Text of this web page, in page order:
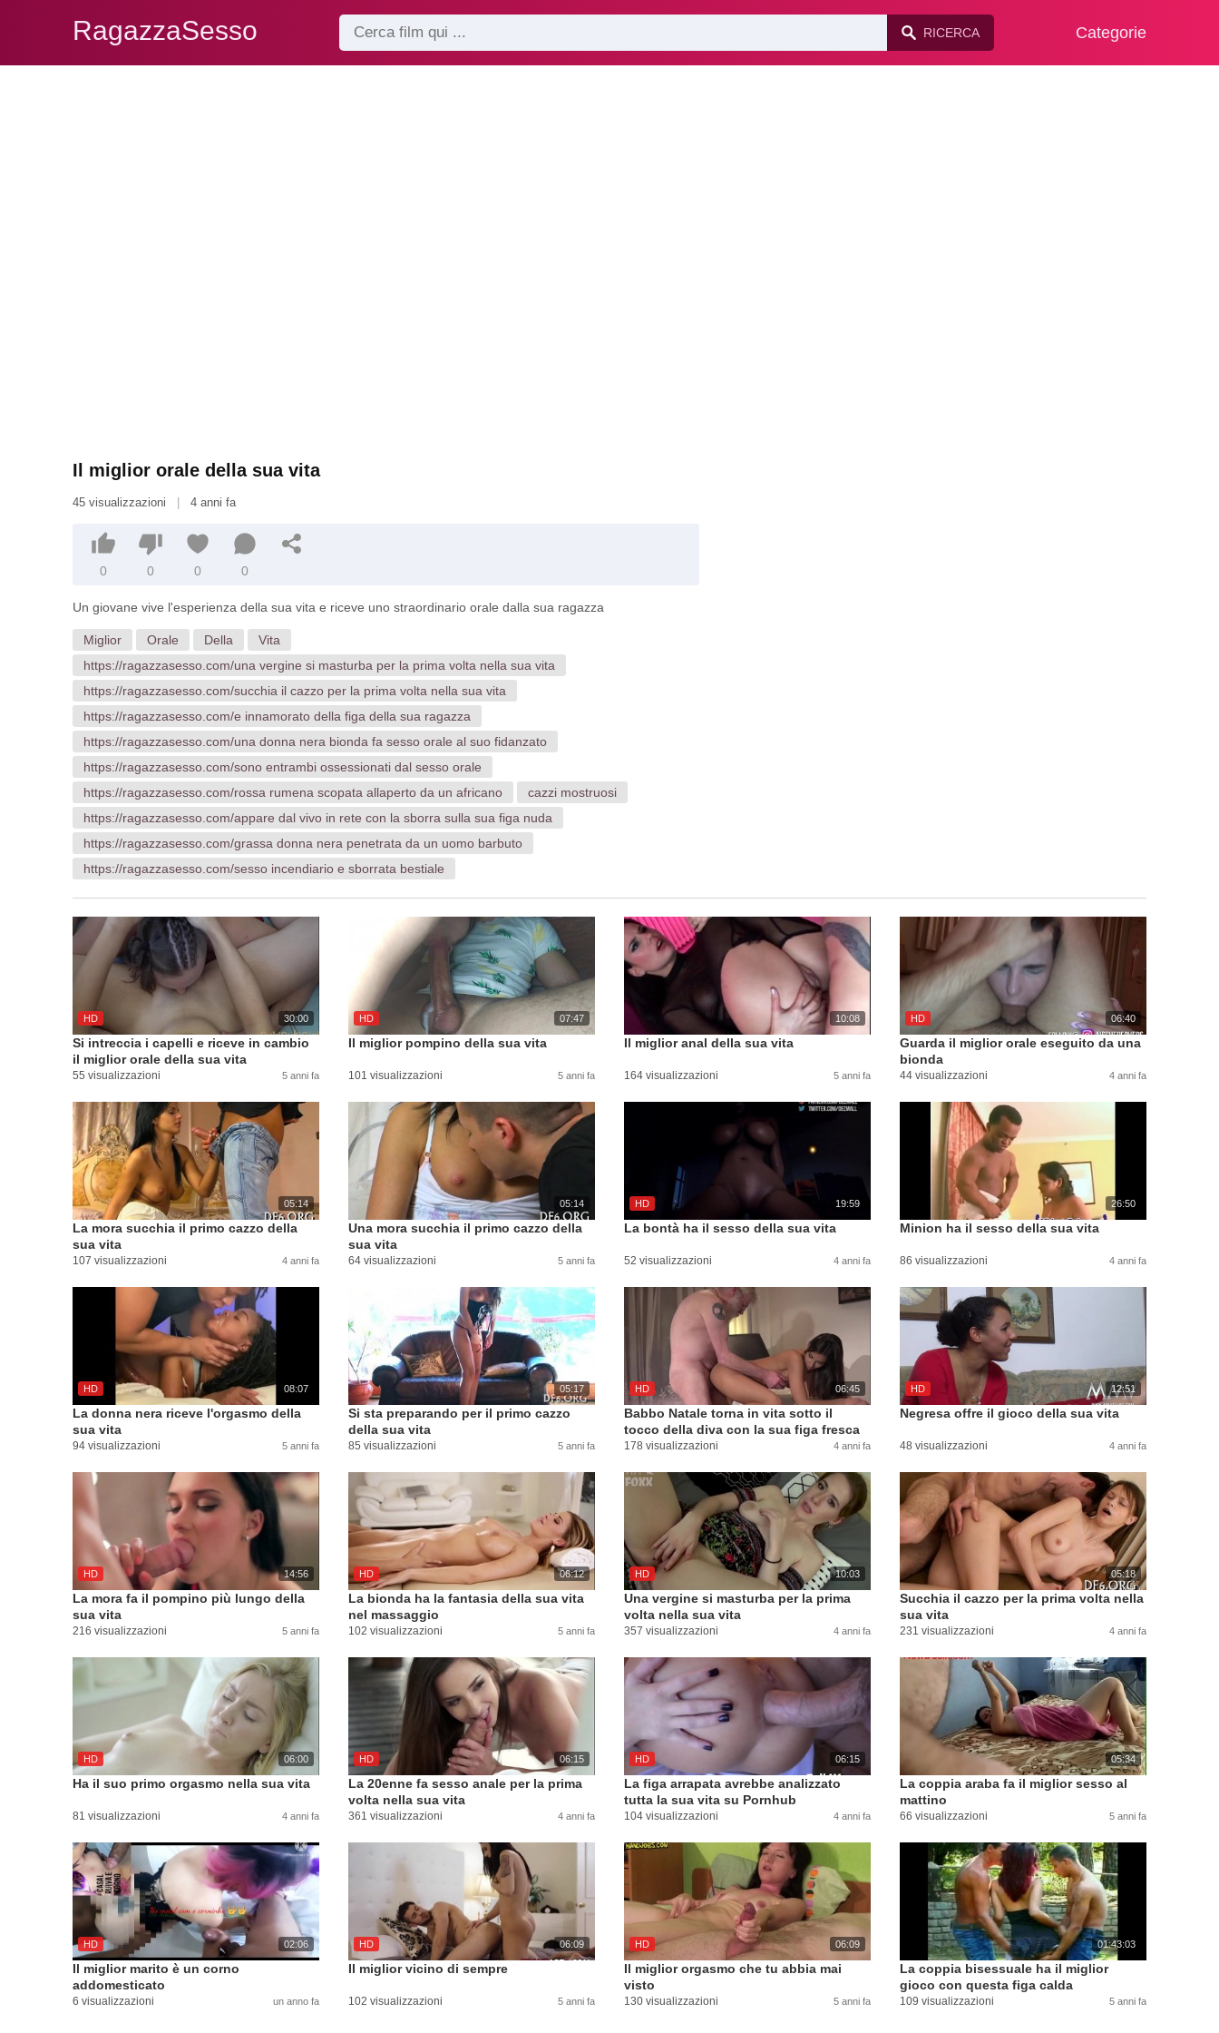
RagazzaSesso RICERCA Categorie
Il miglior orale della sua vita
45 visualizzazioni 4 anni fa
0 0 0 0
Un giovane vive l'esperienza della sua vita e riceve uno straordinario orale dalla sua ragazza
Miglior Orale Della
Vita
https://ragazzasesso.com/una vergine si masturba per la prima volta nella sua vita
https://ragazzasesso.com/succhia il cazzo per la prima volta nella sua vita
https://ragazzasesso.com/e innamorato della figa della sua ragazza
https://ragazzasesso.com/una donna nera bionda fa sesso orale al suo fidanzato
https://ragazzasesso.com/sono entrambi ossessionati dal sesso orale
https://ragazzasesso.com/rossa rumena scopata allaperto da un africano
cazzi mostruosi
https://ragazzasesso.com/appare dal vivo in rete con la sborra sulla sua figa nuda
https://ragazzasesso.com/grassa donna nera penetrata da un uomo barbuto
https://ragazzasesso.com/sesso incendiario e sborrata bestiale
HD 30:00
Si intreccia i capelli e riceve in cambio
il miglior orale della sua vita
55 visualizzazioni 5 anni fa
HD 07:47
Il miglior pompino della sua vita
101 visualizzazioni 5 anni fa
10:08
Il miglior anal della sua vita
164 visualizzazioni 5 anni fa
HD 06:40
Guarda il miglior orale eseguito da una
bionda
44 visualizzazioni 4 anni fa
05:14
La mora succhia il primo cazzo della
sua vita
107 visualizzazioni 4 anni fa
05:14
Una mora succhia il primo cazzo della
sua vita
64 visualizzazioni 5 anni fa
HD 19:59
La bontà ha il sesso della sua vita
52 visualizzazioni 4 anni fa
26:50
Minion ha il sesso della sua vita
86 visualizzazioni 4 anni fa
HD 08:07
La donna nera riceve l'orgasmo della
sua vita
94 visualizzazioni 5 anni fa
05:17
Si sta preparando per il primo cazzo
della sua vita
85 visualizzazioni 5 anni fa
HD 06:45
Babbo Natale torna in vita sotto il
tocco della diva con la sua figa fresca
178 visualizzazioni 4 anni fa
HD 12:51
Negresa offre il gioco della sua vita
48 visualizzazioni 4 anni fa
HD 14:56
La mora fa il pompino più lungo della
sua vita
216 visualizzazioni 5 anni fa
HD 06:12
La bionda ha la fantasia della sua vita
nel massaggio
102 visualizzazioni 5 anni fa
HD 10:03
Una vergine si masturba per la prima
volta nella sua vita
357 visualizzazioni 4 anni fa
05:18
Succhia il cazzo per la prima volta nella
sua vita
231 visualizzazioni 4 anni fa
HD 06:00
Ha il suo primo orgasmo nella sua vita
81 visualizzazioni 4 anni fa
HD 06:15
La 20enne fa sesso anale per la prima
volta nella sua vita
361 visualizzazioni 4 anni fa
HD 06:15
La figa arrapata avrebbe analizzato
tutta la sua vita su Pornhub
104 visualizzazioni 4 anni fa
05:34
La coppia araba fa il miglior sesso al
mattino
66 visualizzazioni 5 anni fa
HD 02:06
Il miglior marito è un corno
addomesticato
6 visualizzazioni un anno fa
HD 06:09
Il miglior vicino di sempre
102 visualizzazioni 5 anni fa
HD 06:09
Il miglior orgasmo che tu abbia mai
visto
130 visualizzazioni 5 anni fa
01:43:03
La coppia bisessuale ha il miglior
gioco con questa figa calda
109 visualizzazioni 5 anni fa